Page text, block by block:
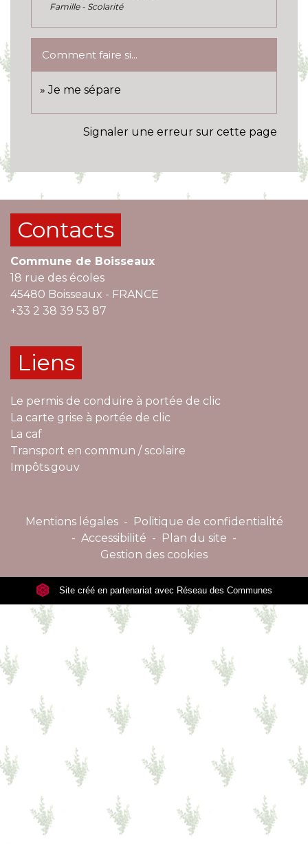
Famille - Scolarité
Comment faire si...
Je me sépare
Signaler une erreur sur cette page
Contacts
Commune de Boisseaux
18 rue des écoles
45480 Boisseaux - FRANCE
+33 2 38 39 53 87
Liens
Le permis de conduire à portée de clic
La carte grise à portée de clic
La caf
Transport en commun / scolaire
Impôts.gouv
Mentions légales - Politique de confidentialité
- Accessibilité - Plan du site -
Gestion des cookies
Site créé en partenariat avec Réseau des Communes